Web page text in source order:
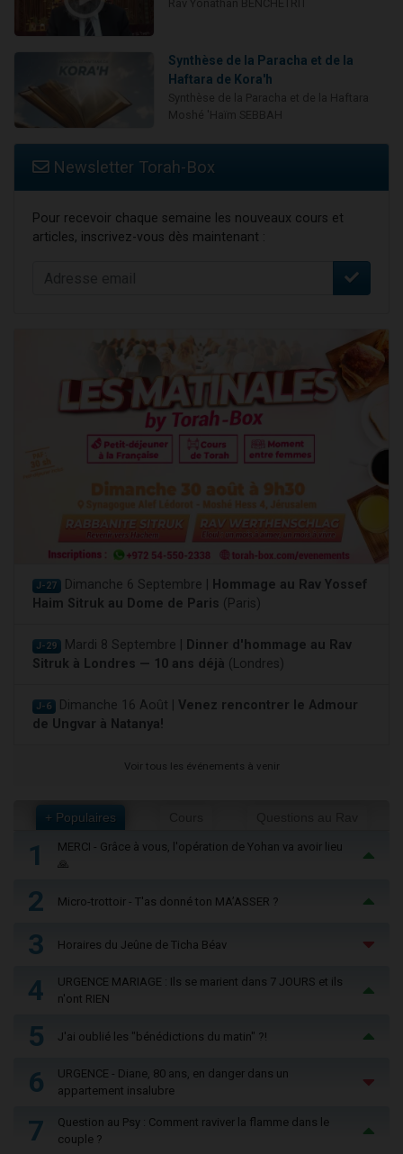
Synthèse de la Paracha et de la
Haftara de Kora'h
Newsletter Torah-Box
Pour recevoir chaque semaine les nouveaux cours et
articles, inscrivez-vous dès maintenant :
J-27 Dimanche 6 Septembre |
Hommage au Rav Yossef
Haim Sitruk au Dome de Paris (Paris)
J-29 Mardi 8 Septembre |
Dinner d'hommage au Rav
Sitruk à Londres — 10 ans déjà (Londres)
J-6 Dimanche 16 Août | Venez rencontrer le Admour
de Ungvar à Natanya!
Voir tous les événements à venir
+ Populaires
1
MERCI - Grâce à vous, l'opération de Yohan va avoir lieu
🙏
2 Micro-trottoir - T'as donné ton MA’ASSER ?
3 Horaires du Jeûne de Ticha Béav
4
URGENCE MARIAGE : Ils se marient dans 7 JOURS et ils
n'ont RIEN
5 J'ai oublié les "bénédictions du matin" ?!
6
URGENCE - Diane, 80 ans, en danger dans un
appartement insalubre
7
Question au Psy : Comment raviver la flamme dans le
couple ?